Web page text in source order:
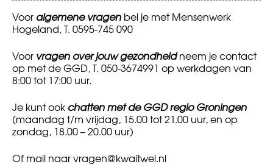
Voor algemene vragen bel je met Mensenwerk
Hogeland, T. 0595-745 090
Voor vragen over jouw gezondheidneem je contact
op met de GGD, T. 050-3674991 op werkdagen van
8:00 tot 17:00 uur.
Je kunt ook chatten met de GGD regio Groningen
(maandag t/m vrijdag, 15.00 tot 21.00 uur, en op
zondag, 18.00 – 20.00 uur)
Of mail naarvragen@kwaitwel.nl